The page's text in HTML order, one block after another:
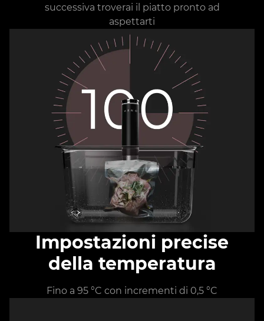
successiva troverai il piatto pronto ad
aspettarti
Impostazioni precise
della temperatura
Fino a 95 °C con incrementi di 0,5 °C